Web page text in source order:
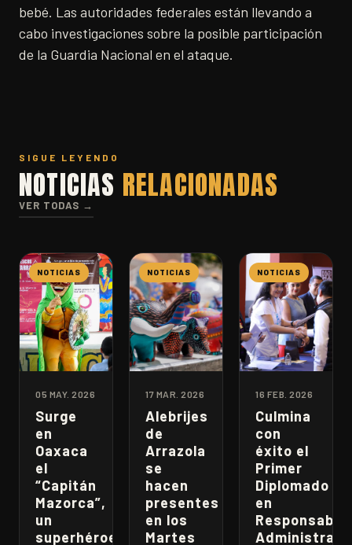
bebé. Las autoridades federales están llevando a
cabo investigaciones sobre la posible participación
de la Guardia Nacional en el ataque.
SIGUE LEYENDO
NOTICIAS RELACIONADAS
VER TODAS →
NOTICIAS
05 MAY. 2026
Surge
en
Oaxaca
el
“Capitán
Mazorca”,
un
superhéroe
NOTICIAS
17 MAR. 2026
Alebrijes
de
Arrazola
se
hacen
presentes
en los
Martes
NOTICIAS
16 FEB. 2026
Culmina
con
éxito el
Primer
Diplomado
en